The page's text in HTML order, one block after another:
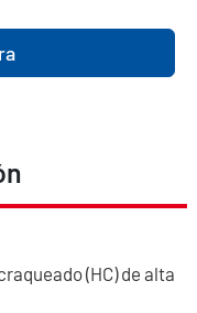
(HC) de alta